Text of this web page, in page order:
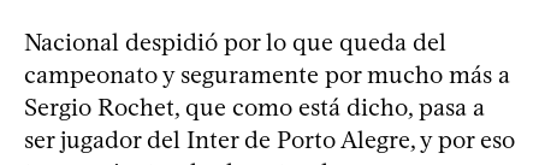
Nacional despidió por lo que queda del
campeonato y seguramente por mucho más a
Sergio Rochet, que como está dicho, pasa a
ser jugador del Inter de Porto Alegre, y por eso